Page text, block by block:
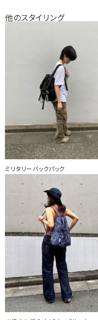
他のスタイリング
ミリタリーバックパック